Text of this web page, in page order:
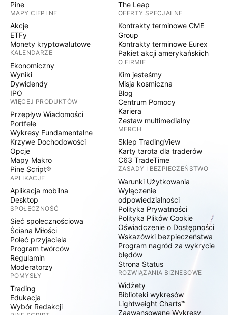
Pine
MAPY CIEPLNE
Akcje
ETFy
Monety kryptowalutowe
KALENDARZE
Ekonomiczny
Wyniki
Dywidendy
IPO
WIĘCEJ PRODUKTÓW
Przepływ Wiadomości
Portfele
Wykresy Fundamentalne
Krzywe Dochodowości
Opcje
Mapy Makro
Pine Script®
APLIKACJE
Aplikacja mobilna
Desktop
SPOŁECZNOŚĆ
Sieć społecznościowa
Ściana Miłości
Poleć przyjaciela
Program twórców
Regulamin
Moderatorzy
POMYSŁY
Trading
Edukacja
Wybór Redakcji
The Leap
OFERTY SPECJALNE
Kontrakty terminowe CME
Group
Kontrakty terminowe Eurex
Pakiet akcji amerykańskich
O FIRMIE
Kim jesteśmy
Misja kosmiczna
Blog
Centrum Pomocy
Kariera
Zestaw multimedialny
MERCH
Sklep TradingView
Karty tarota dla traderów
C63 TradeTime
ZASADY I BEZPIECZEŃSTWO
Warunki Użytkowania
Wyłączenie
odpowiedzialności
Polityka Prywatności
Polityka Plików Cookie
Oświadczenie o Dostępności
Wskazówki bezpieczeństwa
Program nagród za wykrycie
błędów
Strona Status
ROZWIĄZANIA BIZNESOWE
Widżety
Biblioteki wykresów
Lightweight Charts™
Zaawansowane Wykresy